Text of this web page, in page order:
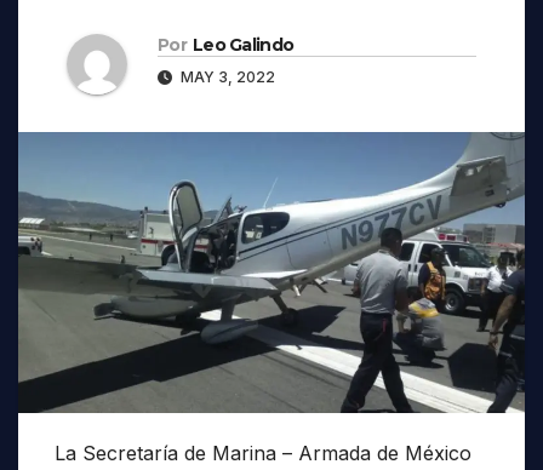
Por Leo Galindo
MAY 3, 2022
La Secretaría de Marina – Armada de México